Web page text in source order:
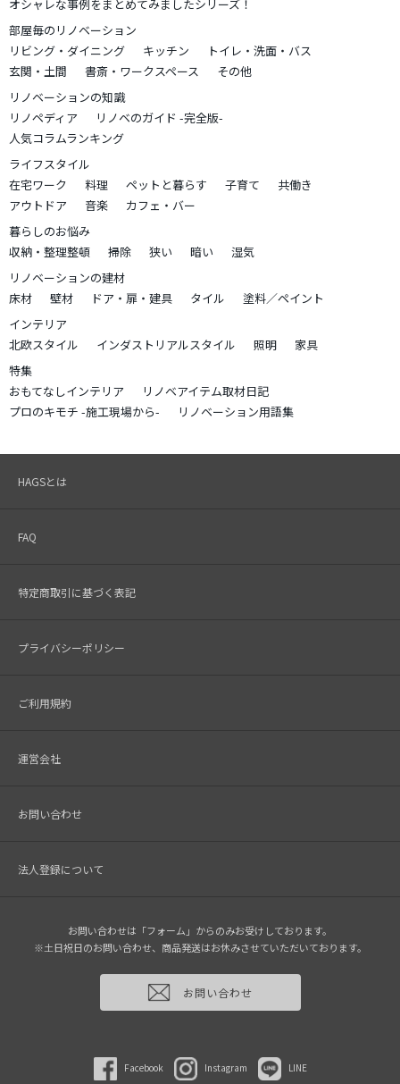
オシャレな事例をまとめてみましたシリーズ！
部屋毎のリノベーション
リビング・ダイニング
キッチン
トイレ・洗面・バス
玄関・土間
書斎・ワークスペース
その他
リノベーションの知識
リノペディア
リノベのガイド -完全版-
人気コラムランキング
ライフスタイル
在宅ワーク
料理 ペットと暮らす 子育て
共働き
アウトドア
音楽
カフェ・バー
暮らしのお悩み
収納・整理整頓
掃除 狭い 暗い
湿気
リノベーションの建材
床材
壁材 ドア・扉・建具 タイル
塗料／ペイント
インテリア
北欧スタイル
インダストリアルスタイル 照明
家具
特集
おもてなしインテリア
リノベアイテム取材日記
プロのキモチ -施工現場から-
リノベーション用語集
HAGSとは
FAQ
特定商取引に基づく表記
プライバシーポリシー
ご利用規約
運営会社
お問い合わせ
法人登録について
お問い合わせは「フォーム」からのみお受けしております。
※土日祝日のお問い合わせ、商品発送はお休みさせていただいております。
お問い合わせ
Facebook Instagram LINE